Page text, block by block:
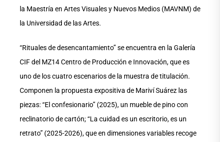
la Maestría en Artes Visuales y Nuevos Medios (MAVNM) de
la Universidad de las Artes.
“Rituales de desencantamiento” se encuentra en la Galería
CIF del MZ14 Centro de Producción e Innovación, que es
uno de los cuatro escenarios de la muestra de titulación.
Componen la propuesta expositiva de Mariví Suárez las
piezas: “El confesionario” (2025), un mueble de pino con
reclinatorio de cartón; “La cuidad es un escritorio, es un
retrato” (2025-2026), que en dimensiones variables recoge